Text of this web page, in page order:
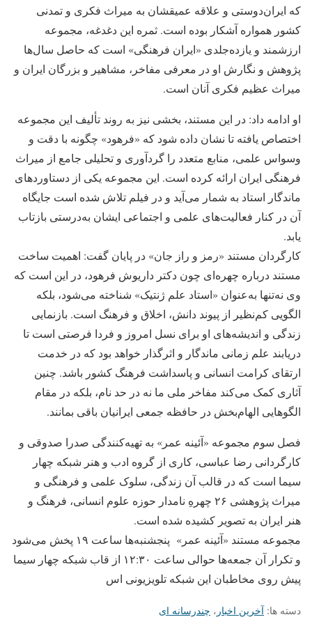
که ایران‌دوستی و علاقه عمیقشان به میراث فکری و تمدنی
کشور همواره آشکار بوده است. ثمره این دغدغه، مجموعه
ارزشمند و یازده‌جلدی «ایران فرهنگی» است که حاصل سال‌ها
پژوهش و نگارش او در معرفی مفاخر، مشاهیر و بزرگان ایران و
میراث عظیم فکری آنان است.
او ادامه داد: در این مستند، بخشی نیز به روند تألیف این مجموعه
اختصاص یافته تا نشان داده شود که «فرهود» چگونه با دقت و
وسواس علمی، منابع متعدد را گردآوری و تحلیلی جامع از میراث
فرهنگی ایران ارائه کرده است. این مجموعه یکی از دستاوردهای
ماندگار استاد به شمار می‌آید و در فیلم تلاش شده است جایگاه
آن در کنار فعالیت‌های علمی و اجتماعی ایشان به‌درستی بازتاب
یابد.
کارگردان مستند «رمز و راز جان» در پایان گفت: اهمیت ساخت
مستند درباره چهره‌ای چون دکتر داریوش فرهود، در این است که
وی نه‌تنها به‌عنوان «استاد علم ژنتیک» شناخته می‌شود، بلکه
الگویی کم‌نظیر از پیوند دانش، اخلاق و فرهنگ است. بازنمایی
زندگی و اندیشه‌های او برای نسل امروز و فردا فرصتی است تا
دریابند علم زمانی ماندگار و اثرگذار خواهد بود که در خدمت
ارتقای کرامت انسانی و پاسداشت فرهنگ کشور باشد. چنین
آثاری کمک می‌کند مفاخر ملی ما نه در حد نام، بلکه در مقام
الگوهایی الهام‌بخش در حافظه جمعی ایرانیان باقی بمانند.
فصل سوم مجموعه «آئینه عمر» به تهیه‌کنندگی صدرا صدوقی و
کارگردانی رضا عباسی، کاری از گروه ادب و هنر شبکه چهار
سیما است که در قالب آن زندگی، سلوک علمی و فرهنگی و
میراث پژوهشی ۲۶ چهرهِ نامدار حوزه علوم انسانی، فرهنگ و
هنر ایران به تصویر کشیده شده است.
مجموعه مستند «آئینه عمر» پنجشنبه‌ها ساعت ۱۹ پخش می‌شود
و تکرار آن جمعه‌ها حوالی ساعت ۱۲:۳۰ از قاب شبکه چهار سیما
پیش روی مخاطبان این شبکه تلویزیونی اس
دسته ها: آخرین اخبار ، چندرسانه ای